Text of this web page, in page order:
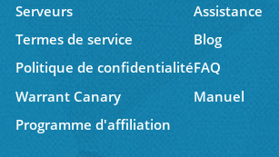
Serveurs
Assistance
Termes de service
Blog
Politique de confidentialitéFAQ
Warrant Canary
Manuel
Programme d'affiliation